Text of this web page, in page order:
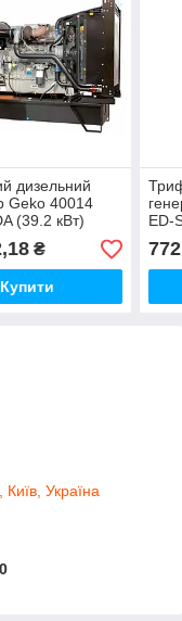
дизельний
Geko 40014
(39.2 кВт)
₴
Купити
ED-
Україна